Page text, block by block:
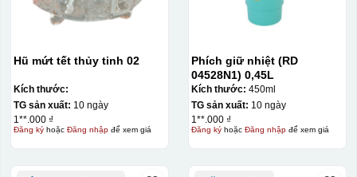
bằng một thanh gạt (squeegee) để in lên bề mặt sản
phẩm như ly, cốc, bút, móc khóa hay các vật phẩm quà
khác nhau, độ bền cao, có thể in trên nhiều chất liệu và
phù hợp cho sản xuất số lượng lớn, tuy nhiên đòi hỏi
quy trình chuẩn bị kỹ lưỡng và chi phí setup ban đầu
tương đối cao.
Hũ mứt tết thủy tinh 02
Kích thước:
TG sản xuất: 10 ngày
1**.000 ₫
Đăng kýhoặc Đăng nhậpđể xem giá
Phích giữ nhiệt (RD
04528N1) 0,45L
Kích thước: 450ml
TG sản xuất: 10 ngày
1**.000 ₫
Đăng kýhoặc Đăng nhậpđể xem giá